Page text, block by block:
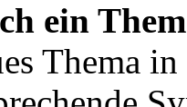
ein
Thema